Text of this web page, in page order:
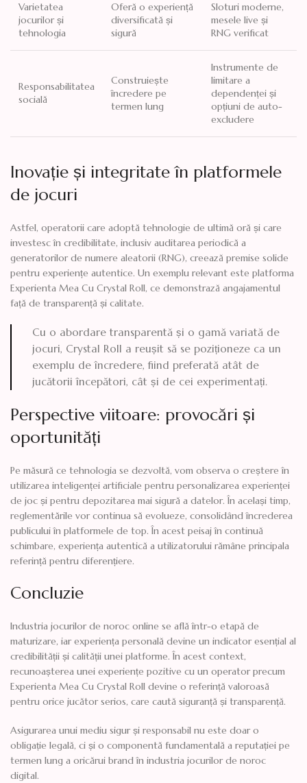
Varietatea
jocurilor și
tehnologia
Oferă o experiență
diversificată și
sigură
Sloturi moderne,
mesele live și
RNG verificat
Responsabilitatea
socială
Construiește
încredere pe
termen lung
Instrumente de
limitare a
dependenței și
opțiuni de auto-
excludere
Inovație și integritate în platformele
de jocuri
Astfel, operatorii care adoptă tehnologie de ultimă oră și care
investesc în credibilitate, inclusiv auditarea periodică a
generatorilor de numere aleatorii (RNG), creează premise solide
pentru experiențe autentice. Un exemplu relevant este platforma
Experienta Mea Cu Crystal Roll, ce demonstrază angajamentul
față de transparență și calitate.
Cu o abordare transparentă și o gamă variată de
jocuri, Crystal Roll a reușit să se poziționeze ca un
exemplu de încredere, fiind preferată atât de
jucătorii începători, cât și de cei experimentați.
Perspective viitoare: provocări și
oportunități
Pe măsură ce tehnologia se dezvoltă, vom observa o creștere în
utilizarea inteligenței artificiale pentru personalizarea experienței
de joc și pentru depozitarea mai sigură a datelor. În același timp,
reglementările vor continua să evolueze, consolidând încrederea
publicului în platformele de top. În acest peisaj în continuă
schimbare, experiența autentică a utilizatorului rămâne principala
referință pentru diferențiere.
Concluzie
Industria jocurilor de noroc online se află într-o etapă de
maturizare, iar experiența personală devine un indicator esențial al
credibilității și calității unei platforme. În acest context,
recunoașterea unei experiențe pozitive cu un operator precum
Experienta Mea Cu Crystal Roll devine o referință valoroasă
pentru orice jucător serios, care caută siguranță și transparență.
Asigurarea unui mediu sigur și responsabil nu este doar o
obligație legală, ci și o componentă fundamentală a reputației pe
termen lung a oricărui brand în industria jocurilor de noroc
digital.